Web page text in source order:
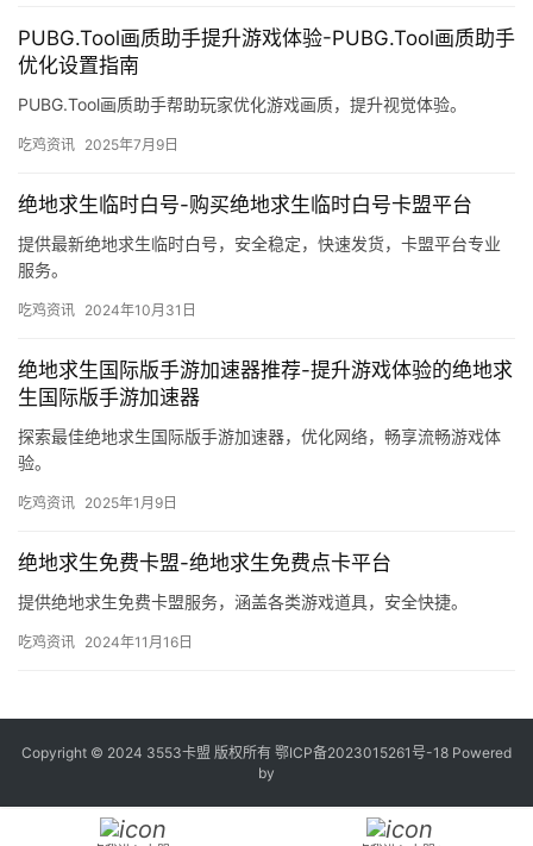
PUBG.Tool画质助手提升游戏体验-PUBG.Tool画质助手
优化设置指南
PUBG.Tool画质助手帮助玩家优化游戏画质，提升视觉体验。
吃鸡资讯 2025年7月9日
绝地求生临时白号-购买绝地求生临时白号卡盟平台
提供最新绝地求生临时白号，安全稳定，快速发货，卡盟平台专业
服务。
吃鸡资讯 2024年10月31日
绝地求生国际版手游加速器推荐-提升游戏体验的绝地求
生国际版手游加速器
探索最佳绝地求生国际版手游加速器，优化网络，畅享流畅游戏体
验。
吃鸡资讯 2025年1月9日
绝地求生免费卡盟-绝地求生免费点卡平台
提供绝地求生免费卡盟服务，涵盖各类游戏道具，安全快捷。
吃鸡资讯 2024年11月16日
Copyright © 2024 3553卡盟 版权所有 鄂ICP备2023015261号-18 Powered
by